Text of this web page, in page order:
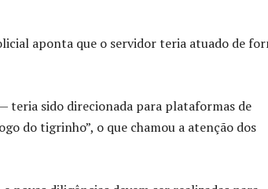
aponta que o servidor teria atuado de
teria sido direcionada para plataformas de
do tigrinho”, o que chamou a atenção dos